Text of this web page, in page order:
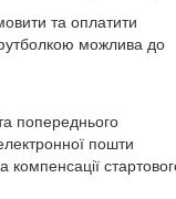
та оплатити
можлива до
попереднього
пошти
компенсації